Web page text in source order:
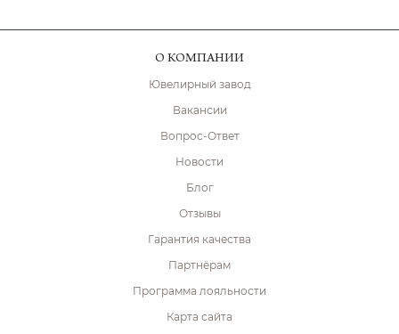
О КОМПАНИИ
Ювелирный завод
Вакансии
Вопрос-Ответ
Новости
Блог
Отзывы
Гарантия качества
Партнёрам
Программа лояльности
Карта сайта